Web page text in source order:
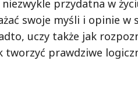
przydatna w
swoje myśli i opinie w
uczy także jak
tworzyć prawdziwe